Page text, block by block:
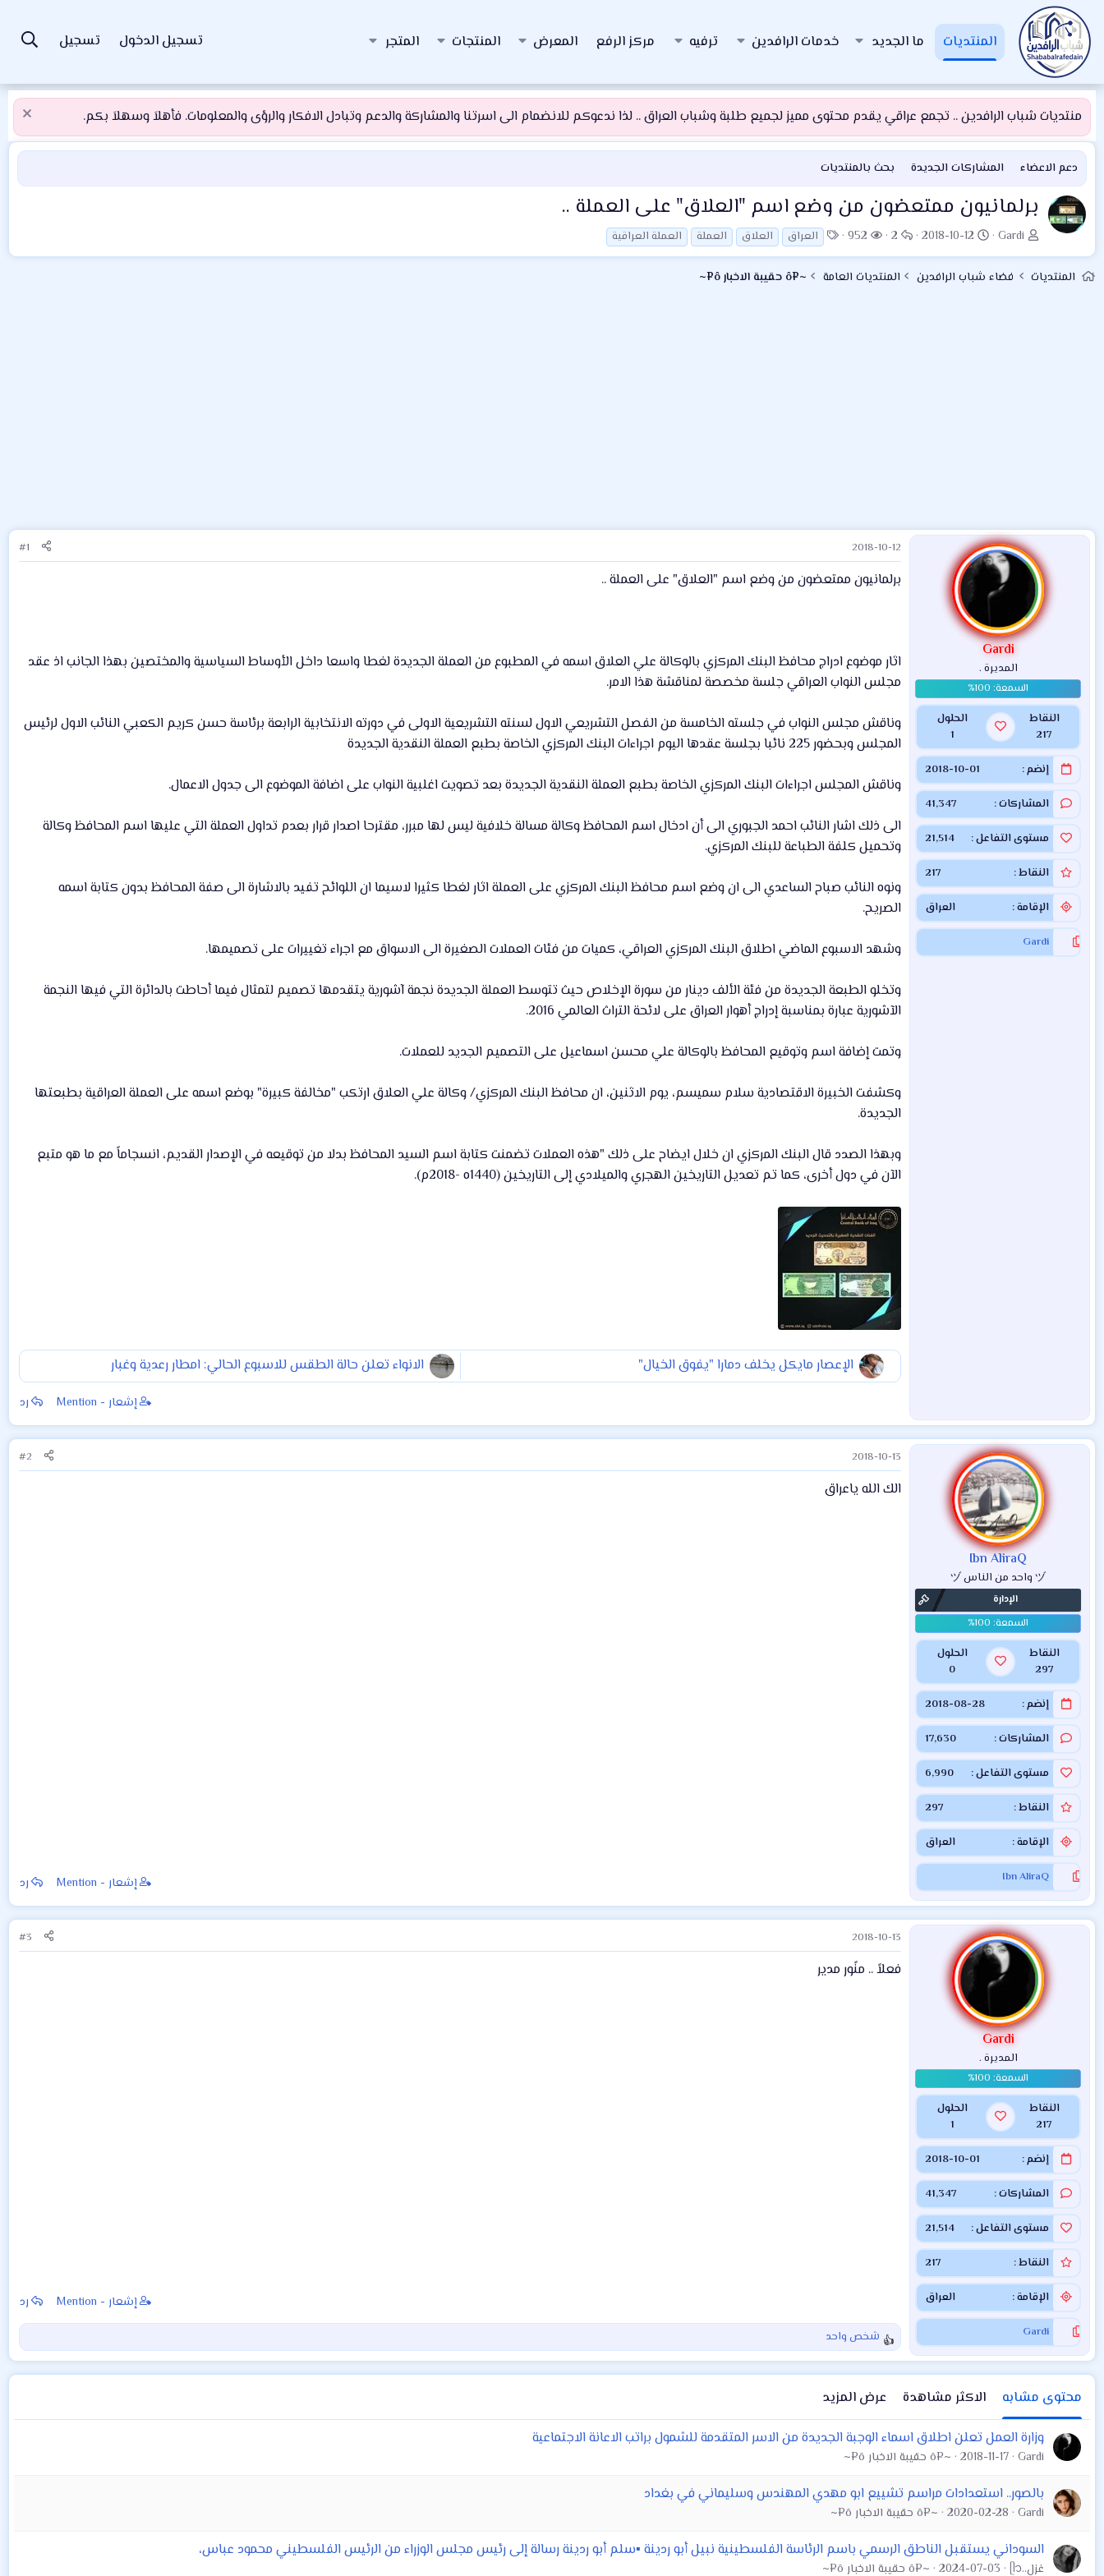
المنتديات ما الجديد خدمات الرافدين ترفيه مركز الرفع المعرض المنتجات المتجر تسجيل الدخول تسجيل
منتديات شباب الرافدين .. تجمع عراقي يقدم محتوى مميز لجميع طلبة وشباب العراق .. لذا ندعوكم للانضمام الى اسرتنا والمشاركة والدعم وتبادل الافكار والرؤى والمعلومات. فأهلاَ وسهلاَ بكم.
دعم الاعضاء المشاركات الجديدة بحث بالمنتديات
برلمانيون ممتعضون من وضع اسم "العلاق" على العملة ..
ب
ا
د
Gardi
ت
ا
ر
2018-10-12
ا
ل
ر
2
ا
ل
م
952
ا
ل
و
العراق العلاق العملة العملة العراقية
المنتديات فضاء شباب الرافدين المنتديات العامة ~¤ô حقيبة الاخبار ô¤~
Gardi
المديرة .
النقاط
217
الحلول
1
إنضم 2018-10-01
المشاركات 41,347
مستوى التفاعل 21,514
النقاط 217
الإقامة العراق
Gardi
2018-10-12
#1
برلمانيون ممتعضون من وضع اسم "العلاق" على العملة ..
اثار موضوع ادراج محافظ البنك المركزي بالوكالة علي العلاق اسمه في المطبوع من العملة الجديدة لغطا واسعا داخل الأوساط السياسية والمختصين بهذا الجانب اذ عقد
مجلس النواب العراقي جلسة مخصصة لمناقشة هذا الامر.
وناقش مجلس النواب في جلسته الخامسة من الفصل التشريعي الاول لسنته التشريعية الاولى في دورته الانتخابية الرابعة برئاسة حسن كريم الكعبي النائب الاول لرئيس
المجلس وبحضور 225 نائبا بجلسة عقدها اليوم اجراءات البنك المركزي الخاصة بطبع العملة النقدية الجديدة
وناقش المجلس اجراءات البنك المركزي الخاصة بطبع العملة النقدية الجديدة بعد تصويت اغلبية النواب على اضافة الموضوع الى جدول الاعمال.
الى ذلك اشار النائب احمد الجبوري الى أن ادخال اسم المحافظ وكالة مسالة خلافية ليس لها مبرر، مقترحا اصدار قرار بعدم تداول العملة التي عليها اسم المحافظ وكالة
وتحميل كلفة الطباعة للبنك المركزي.
ونوه النائب صباح الساعدي الى ان وضع اسم محافظ البنك المركزي على العملة اثار لغطا كثيرا لاسيما ان اللوائح تفيد بالاشارة الى صفة المحافظ بدون كتابة اسمه
الصريح.
وشهد الاسبوع الماضي اطلاق البنك المركزي العراقي، كميات من فئات العملات الصغيرة الى الاسواق مع اجراء تغييرات على تصميمها.
وتخلو الطبعة الجديدة من فئة الألف دينار من سورة الإخلاص حيث تتوسط العملة الجديدة نجمة آشورية يتقدمها تصميم لتمثال فيما أحاطت بالدائرة التي فيها النجمة
الآشورية عبارة بمناسبة إدراج أهوار العراق على لائحة التراث العالمي 2016.
وتمت إضافة اسم وتوقيع المحافظ بالوكالة علي محسن اسماعيل على التصميم الجديد للعملات.
وكشفت الخبيرة الاقتصادية سلام سميسم، يوم الاثنين، ان محافظ البنك المركزي/ وكالة علي العلاق ارتكب "مخالفة كبيرة" بوضع اسمه على العملة العراقية بطبعتها
الجديدة.
وبهذا الصدد قال البنك المركزي ان خلال ايضاح على ذلك "هذه العملات تضمنت كتابة اسم السيد المحافظ بدلا من توقيعه في الإصدار القديم، انسجاماً مع ما هو متبع
الآن في دول أخرى، كما تم تعديل التاريخين الهجري والميلادي إلى التاريخين (1440ه -2018م).
الإعصار مايكل يخلف دمارا "يفوق الخيال" الانواء تعلن حالة الطقس للاسبوع الحالي: امطار رعدية وغبار
إشعار - Mention رد
Ibn AliraQ
ヅ واحد من الناس ヅ
الإدارة
النقاط
297
الحلول
0
إنضم 2018-08-28
المشاركات 17,630
مستوى التفاعل 6,990
النقاط 297
الإقامة العراق
Ibn AliraQ
2018-10-13
#2
الك الله ياعراق
إشعار - Mention رد
Gardi
المديرة .
النقاط
217
الحلول
1
إنضم 2018-10-01
المشاركات 41,347
مستوى التفاعل 21,514
النقاط 217
الإقامة العراق
Gardi
2018-10-13
#3
فعلاً .. منًور مدير
إشعار - Mention رد
ا
ل
ت
ل
ا
ت
:
شخص واحد
محتوى مشابه الاكثر مشاهدة
عرض المزيد
وزارة العمل تعلن اطلاق اسماء الوجبة الجديدة من الاسر المتقدمة للشمول براتب الاعانة الاجتماعية
Gardi
2018-11-17 ~¤ô حقيبة الاخبار ô¤~
بالصور.. استعدادات مراسم تشييع ابو مهدي المهندس وسليماني في بغداد
Gardi
2020-02-28 ~¤ô حقيبة الاخبار ô¤~
السوداني يستقبل الناطق الرسمي باسم الرئاسة الفلسطينية نبيل أبو ردينة ▪️سلم أبو ردينة رسالة إلى رئيس مجلس الوزراء من الرئيس الفلسطيني محمود عباس،
غزل..ᥫ᭡ 2024-07-03 ~¤ô حقيبة الاخبار ô¤~